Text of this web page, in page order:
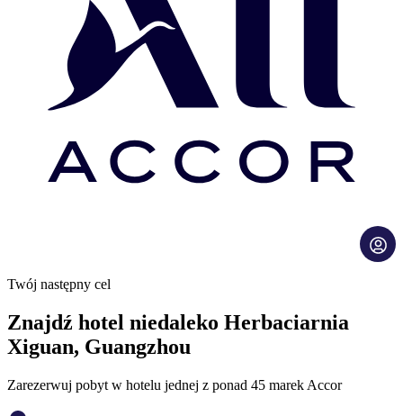
Twój następny cel
Znajdź hotel niedaleko Herbaciarnia
Xiguan, Guangzhou
Zarezerwuj pobyt w hotelu jednej z ponad 45 marek Accor